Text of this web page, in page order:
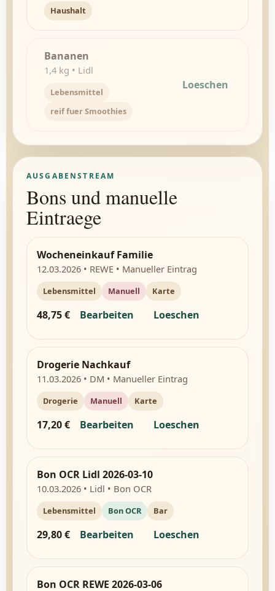
Haushalt
Bananen
1,4 kg • Lidl
Lebensmittel
reif fuer Smoothies
Loeschen
AUSGABENSTREAM
Bons und manuelle
Eintraege
Wocheneinkauf Familie
12.03.2026 • REWE • Manueller Eintrag
Lebensmittel Manuell Karte
48,75 € Bearbeiten Loeschen
Drogerie Nachkauf
11.03.2026 • DM • Manueller Eintrag
Drogerie Manuell Karte
17,20 € Bearbeiten Loeschen
Bon OCR Lidl 2026-03-10
10.03.2026 • Lidl • Bon OCR
Lebensmittel Bon OCR Bar
29,80 € Bearbeiten Loeschen
Bon OCR REWE 2026-03-06